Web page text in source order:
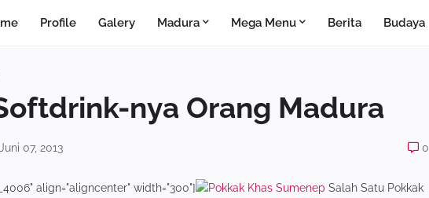
Profile Galery Madura Mega Menu Berita Budaya
nya Orang Madura
Juni 07, 2013 0
align="aligncenter" width="300"]
Salah Satu Pokkak